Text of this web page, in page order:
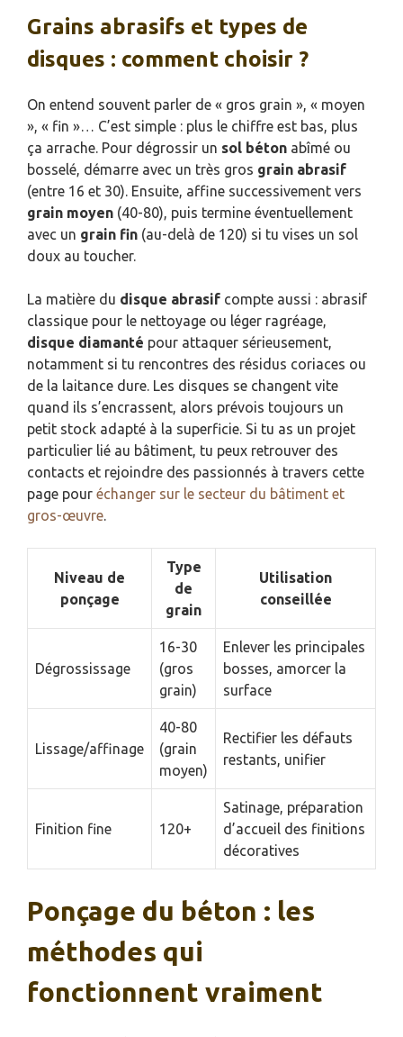
Grains abrasifs et types de
disques : comment choisir ?
On entend souvent parler de « gros grain », « moyen
», « fin »… C’est simple : plus le chiffre est bas, plus
ça arrache. Pour dégrossir un sol béton abîmé ou
bosselé, démarre avec un très gros grain abrasif
(entre 16 et 30). Ensuite, affine successivement vers
grain moyen (40-80), puis termine éventuellement
avec un grain fin (au-delà de 120) si tu vises un sol
doux au toucher.
La matière du disque abrasif compte aussi : abrasif
classique pour le nettoyage ou léger ragréage,
disque diamanté pour attaquer sérieusement,
notamment si tu rencontres des résidus coriaces ou
de la laitance dure. Les disques se changent vite
quand ils s’encrassent, alors prévois toujours un
petit stock adapté à la superficie. Si tu as un projet
particulier lié au bâtiment, tu peux retrouver des
contacts et rejoindre des passionnés à travers cette
page pour échanger sur le secteur du bâtiment et
gros-œuvre.
Niveau de
ponçage
Type
de
grain
Utilisation
conseillée
Dégrossissage
16-30
(gros
grain)
Enlever les principales
bosses, amorcer la
surface
Lissage/affinage
40-80
(grain
moyen)
Rectifier les défauts
restants, unifier
Finition fine 120+
Satinage, préparation
d’accueil des finitions
décoratives
Ponçage du béton : les
méthodes qui
fonctionnent vraiment